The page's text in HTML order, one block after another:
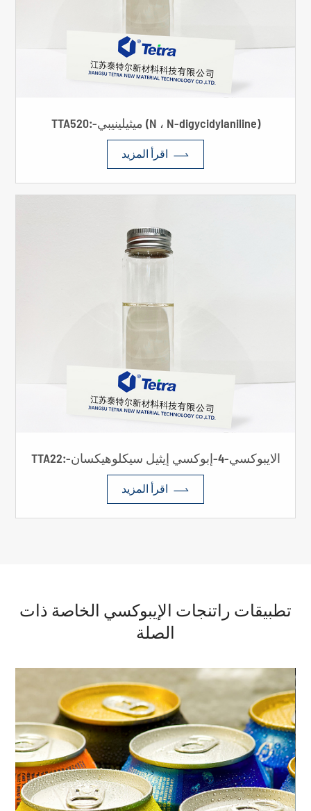
TTA520:-ميثيلينيبي (N ، N-digycidylaniline)

TTA22:-الايبوكسي-4-إبوكسي إيثيل سيكلوهيكسان

تطبيقات راتنجات الإيبوكسي الخاصة ذات
الصلة